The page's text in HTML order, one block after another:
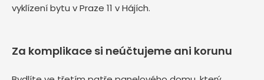
vyklízení bytu v Praze 11 v Hájích.
Za komplikace si neúčtujeme ani korunu